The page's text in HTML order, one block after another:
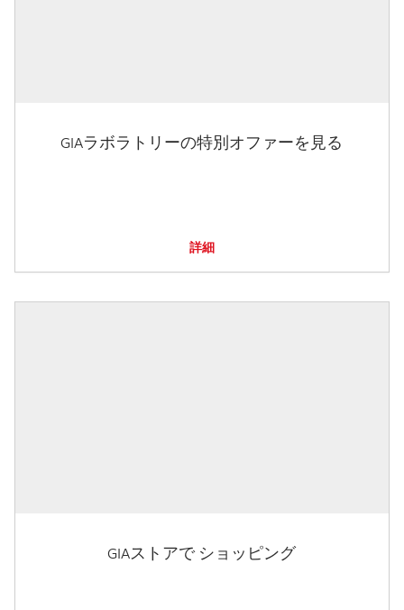
GIAラボラトリーの特別オファーを見る
詳細
GIAストアで ショッピング